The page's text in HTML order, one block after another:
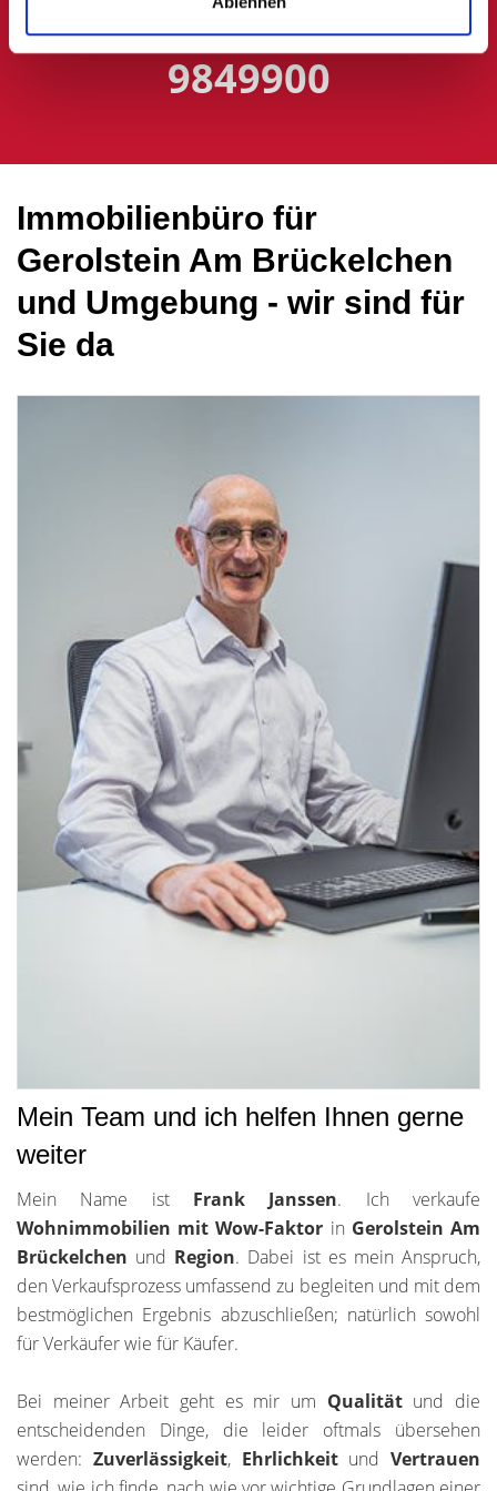
Direktkontakt:06591
9849900
Immobilienbüro für
Gerolstein Am Brückelchen
und Umgebung - wir sind für
Sie da
Mein Team und ich helfen Ihnen gerne
weiter
Mein Name ist Frank Janssen. Ich verkaufe
Wohnimmobilien mit Wow-Faktor in Gerolstein Am
Brückelchen und Region. Dabei ist es mein Anspruch,
den Verkaufsprozess umfassend zu begleiten und mit dem
bestmöglichen Ergebnis abzuschließen; natürlich sowohl
für Verkäufer wie für Käufer.
Bei meiner Arbeit geht es mir um Qualität und die
entscheidenden Dinge, die leider oftmals übersehen
werden: Zuverlässigkeit, Ehrlichkeit und Vertrauen